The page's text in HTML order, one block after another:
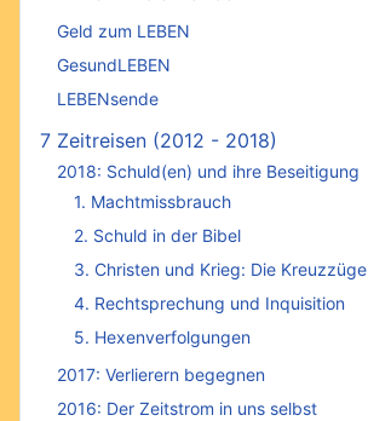
Geld zum LEBEN
GesundLEBEN
LEBENsende
7 Zeitreisen (2012 - 2018)
2018: Schuld(en) und ihre Beseitigung
1. Machtmissbrauch
2. Schuld in der Bibel
3. Christen und Krieg: Die Kreuzzüge
4. Rechtsprechung und Inquisition
5. Hexenverfolgungen
2017: Verlierern begegnen
2016: Der Zeitstrom in uns selbst